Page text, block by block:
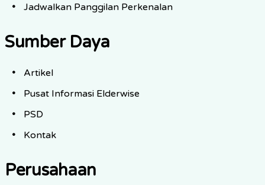
Jadwalkan Panggilan Perkenalan
Sumber Daya
Artikel
Pusat Informasi Elderwise
PSD
Kontak
Perusahaan